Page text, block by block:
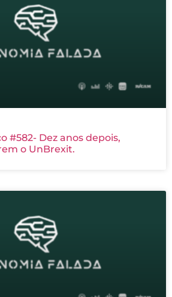
#582- Dez anos depois,
o UnBrexit.